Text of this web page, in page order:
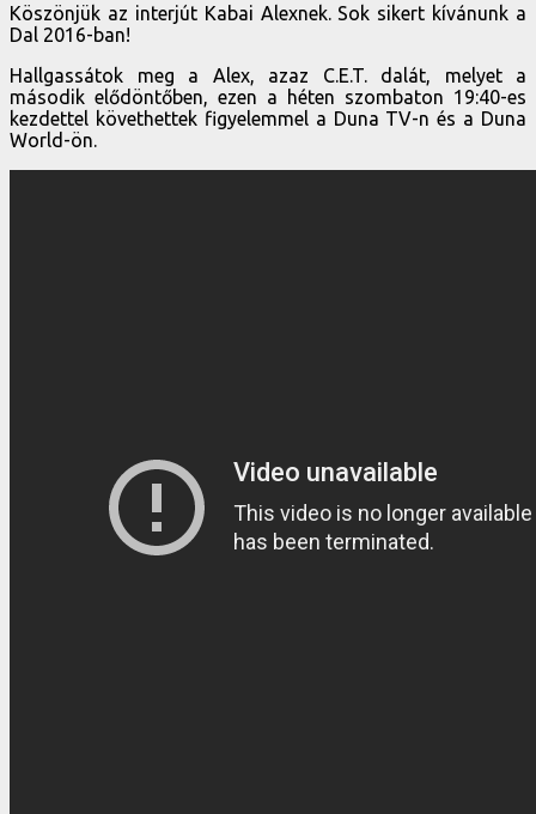
Köszönjük az interjút Kabai Alexnek. Sok sikert kívánunk a
Dal 2016-ban!
Hallgassátok meg a Alex, azaz C.E.T. dalát, melyet a
második elődöntőben, ezen a héten szombaton 19:40-es
kezdettel követhettek figyelemmel a Duna TV-n és a Duna
World-ön.